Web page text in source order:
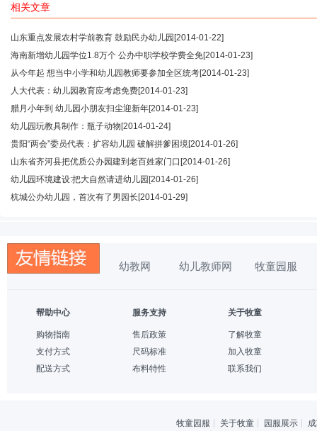
相关文章
山东重点发展农村学前教育 鼓励民办幼儿园 [2014-01-22]
海南新增幼儿园学位1.8万个 公办中职学校学费全免[2014-01-23]
从今年起 想当中小学和幼儿园教师要参加全区统考[2014-01-23]
人大代表：幼儿园教育应考虑免费[2014-01-23]
腊月小年到 幼儿园小朋友扫尘迎新年[2014-01-23]
幼儿园玩教具制作：瓶子动物 [2014-01-24]
贵阳“两会”委员代表：扩容幼儿园 破解拼爹困境[2014-01-26]
山东省齐河县把优质公办园建到老百姓家门口 [2014-01-26]
幼儿园环境建设:把大自然请进幼儿园 [2014-01-26]
杭城公办幼儿园，首次有了男园长 [2014-01-29]
幼教网 幼儿教师网 牧童园服
帮助中心
购物指南
支付方式
配送方式
服务支持
售后政策
尺码标准
布料特性
关于牧童
了解牧童
加入牧童
联系我们
牧童园服 关于牧童 园服展示